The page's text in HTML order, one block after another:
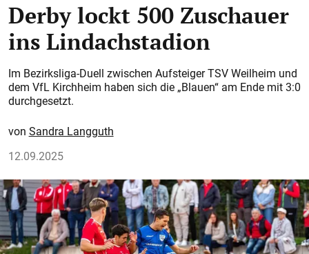
Derby lockt 500 Zuschauer
ins Lindachstadion
Im Bezirksliga-Duell zwischen Aufsteiger TSV Weilheim und
dem VfL Kirchheim haben sich die „Blauen“ am Ende mit 3:0
durchgesetzt.
Sandra Langguth
12.09.2025